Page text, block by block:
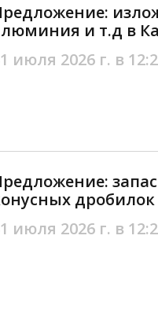
и т.д в
июля 2026 г. в
июля 2026 г. в